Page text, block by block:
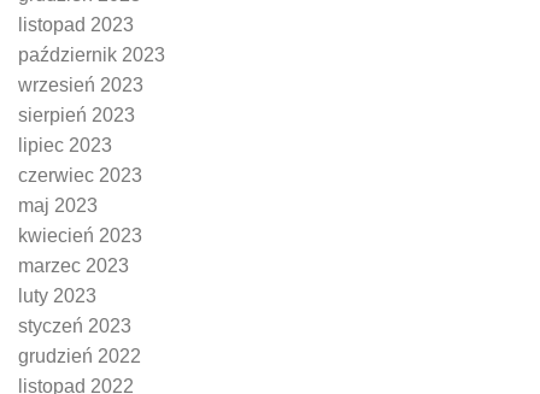
listopad 2023
październik 2023
wrzesień 2023
sierpień 2023
lipiec 2023
czerwiec 2023
maj 2023
kwiecień 2023
marzec 2023
luty 2023
styczeń 2023
grudzień 2022
listopad 2022